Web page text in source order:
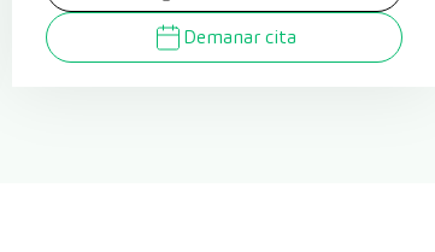
Demanar cita